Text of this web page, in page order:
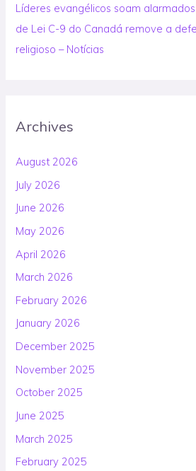
Líderes evangélicos soam
de Lei C-9 do Canadá remove a
religioso – Notícias
Archives
August 2026
July 2026
June 2026
May 2026
April 2026
March 2026
February 2026
January 2026
December 2025
November 2025
October 2025
June 2025
March 2025
February 2025